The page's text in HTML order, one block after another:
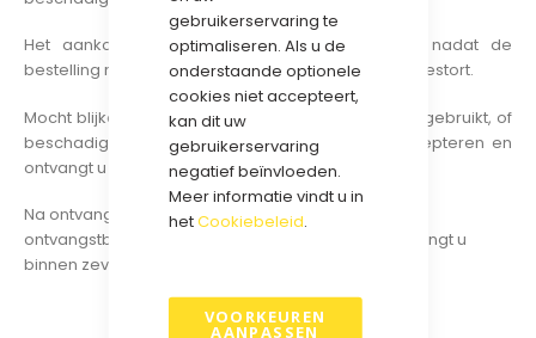
gebruikerservaring te
optimaliseren. Als u de
onderstaande optionele
cookies niet accepteert,
kan dit uw
gebruikerservaring
negatief beïnvloeden.
Meer informatie vindt u in
hetCookiebeleid.
VOORKEUREN
AANPASSEN
Het aankoopbedrag zal binnen 2 werkdagen nadat de
bestelling retour ontvangen is aan u worden teruggestort.
Mocht blijken dat teruggestuurde product(en) zijn gebruikt, of
beschadigd , dan zullen wij deze deze niet accepteren en
ontvangt u het aankoopbedrag niet retour.
Na ontvangst van uw reactie sturen wij u een
ontvangstbevestiging. Een reactie / oplossing ontvangt u
binnen zeven werkdagen.